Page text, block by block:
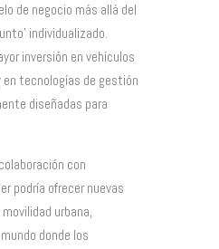
de negocio más allá del
individualizado.
inversión en vehículos
en tecnologías de gestión
diseñadas para
con
podría ofrecer nuevas
urbana,
donde los